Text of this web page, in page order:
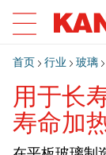
首页 行业 玻璃
用于长
寿命加